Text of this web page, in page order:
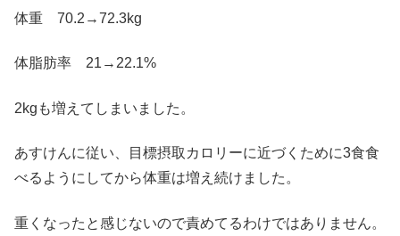
体重 70.2→72.3kg
体脂肪率 21→22.1%
2kgも増えてしまいました。
あすけんに従い、目標摂取カロリーに近づくために3食食
べるようにしてから体重は増え続けました。
重くなったと感じないので責めてるわけではありません。